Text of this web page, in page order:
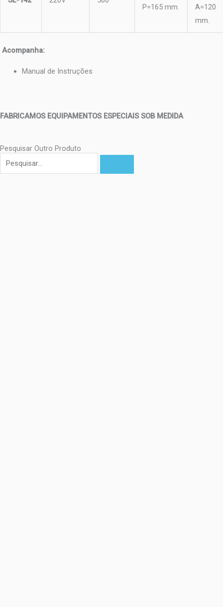
P=165 mm.
A=120
mm.
Acompanha:
Manual de Instruções
FABRICAMOS EQUIPAMENTOS ESPECIAIS SOB MEDIDA
Pesquisar Outro Produto
Pesquisar